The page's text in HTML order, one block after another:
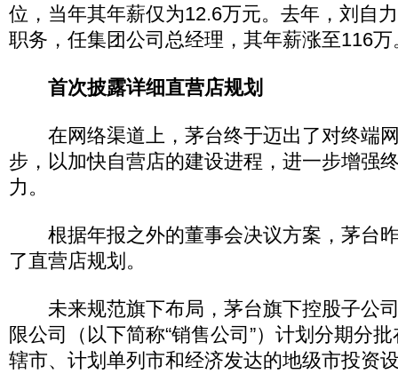
位，当年其年薪仅为12.6万元。去年，刘自
职务，任集团公司总经理，其年薪涨至116万
首次披露详细直营店规划
在网络渠道上，茅台终于迈出了对终端
步，以加快自营店的建设进程，进一步增强
力。
根据年报之外的董事会决议方案，茅台
了直营店规划。
未来规范旗下布局，茅台旗下控股子公
限公司（以下简称“销售公司”）计划分期分
辖市、计划单列市和经济发达的地级市投资